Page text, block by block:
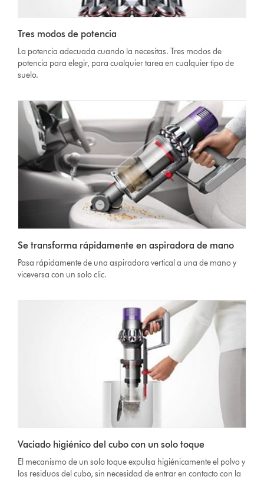
Tres modos de potencia
La potencia adecuada cuando la necesitas. Tres modos de
potencia para elegir, para cualquier tarea en cualquier tipo de
suelo.
Se transforma rápidamente en aspiradora de mano
Pasa rápidamente de una aspiradora vertical a una de mano y
viceversa con un solo clic.
Vaciado higiénico del cubo con un solo toque
El mecanismo de un solo toque expulsa higiénicamente el polvo y
los residuos del cubo, sin necesidad de entrar en contacto con la